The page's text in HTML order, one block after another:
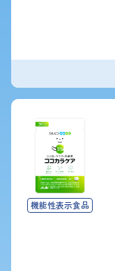
機能性表示食品